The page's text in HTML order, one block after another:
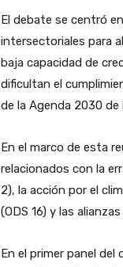
El debate se centró
intersectoriales para
baja capacidad de
dificultan el
de la Agenda 2030 de
En el marco de esta
relacionados con la
2), la acción por el
(ODS 16) y las
En el primer panel del